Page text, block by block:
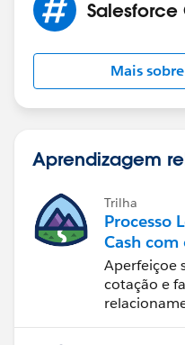
Salesforce
Mais
Aprendizagem
Trilha
Processo
Cash com
Billing
Aperfeiçoe
cotação e